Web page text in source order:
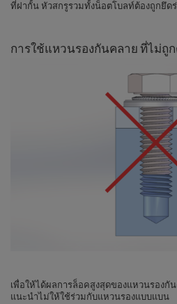
ที่ฝากั้น หัวสกรูรวมทั้งน็อตโบลท์ต้องถูกยึด
การใช้แหวนรองกันคลาย ที่ไม่ถู
เพื่อให้ได้ผลการล็อคสูงสุดของแหวนรองกันค
แนะนำไม่ให้ใช้ร่วมกับแหวนรองแบบแบน